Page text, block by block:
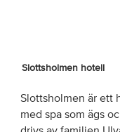
Slottsholmen hotell
Slottsholmen är ett
med spa som ägs